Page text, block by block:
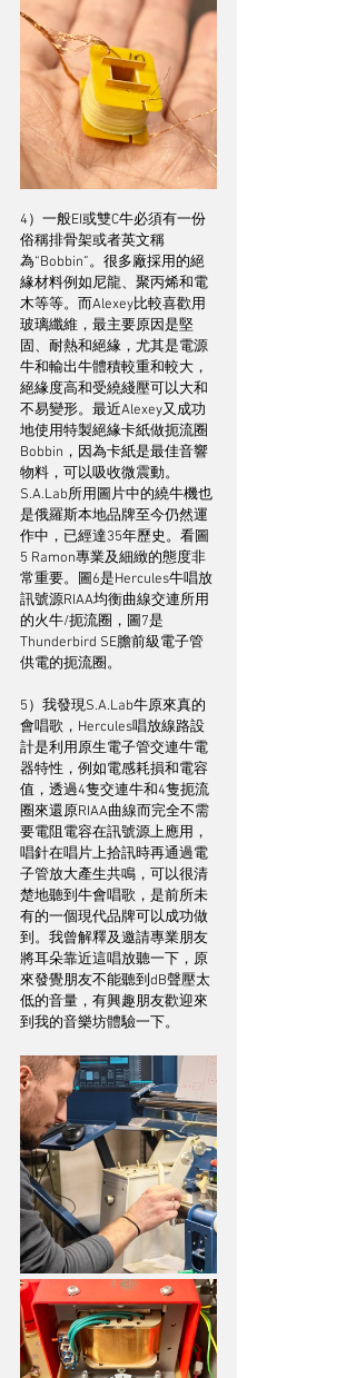
4）一般EI或雙C牛必須有一份
俗稱排骨架或者英文稱
為“Bobbin”。很多廠採用的絕
緣材料例如尼龍、聚丙烯和電
木等等。而Alexey比較喜歡用
玻璃纖維，最主要原因是堅
固、耐熱和絕緣，尤其是電源
牛和輸出牛體積較重和較大，
絕緣度高和受繞綫壓可以大和
不易變形。最近Alexey又成功
地使用特製絕緣卡紙做扼流圈
Bobbin，因為卡紙是最佳音響
物料，可以吸收微震動。
S.A.Lab所用圖片中的繞牛機也
是俄羅斯本地品牌至今仍然運
作中，已經達35年歷史。看圖
5 Ramon專業及細緻的態度非
常重要。圖6是Hercules牛唱放
訊號源RIAA均衡曲線交連所用
的火牛/扼流圈，圖7是
Thunderbird SE膽前級電子管
供電的扼流圈。
5）我發現S.A.Lab牛原來真的
會唱歌，Hercules唱放線路設
計是利用原生電子管交連牛電
器特性，例如電感耗損和電容
值，透過4隻交連牛和4隻扼流
圈來還原RIAA曲線而完全不需
要電阻電容在訊號源上應用，
唱針在唱片上拾訊時再通過電
子管放大產生共鳴，可以很清
楚地聽到牛會唱歌，是前所未
有的一個現代品牌可以成功做
到。我曾解釋及邀請專業朋友
將耳朵靠近這唱放聽一下，原
來發覺朋友不能聽到dB聲壓太
低的音量，有興趣朋友歡迎來
到我的音樂坊體驗一下。